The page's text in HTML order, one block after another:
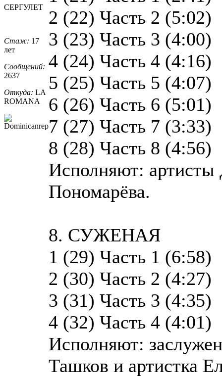
СЕРГУЛЕТ
Стаж: 17
лет
Сообщений:
2637
Откуда: LA
ROMANA
2 (22) Часть 2 (5:02)
3 (23) Часть 3 (4:00)
4 (24) Часть 4 (4:16)
5 (25) Часть 5 (4:07)
6 (26) Часть 6 (5:01)
7 (27) Часть 7 (3:33)
8 (28) Часть 8 (4:56)
Исполняют:
Пономарёва.
8. СУЖЕНАЯ
1 (29) Часть 1 (6:58)
2 (30) Часть 2 (4:27)
3 (31) Часть 3 (4:35)
4 (32) Часть 4 (4:01)
Исполняют:
Ташков и артистка